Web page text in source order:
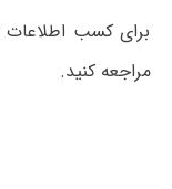
برای کسب
مراجعه کنید.